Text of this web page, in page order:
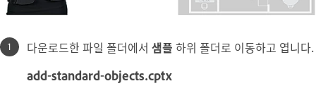
다운로드한 파일 폴더에서 샘플 하위 폴더로 이동하고 엽니다.
add-standard-objects.cptx